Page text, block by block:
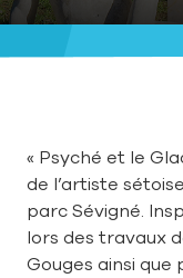
« Psyché et le
de l’artiste
parc Sévigné.
lors des travaux
Gouges ainsi